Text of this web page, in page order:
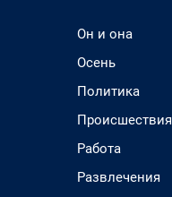
Он и она
Осень
Политика
Происшествия
Работа
Развлечения